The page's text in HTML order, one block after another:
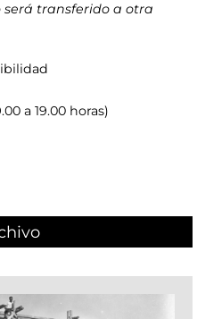
será transferido a otra
a 19.00 horas)